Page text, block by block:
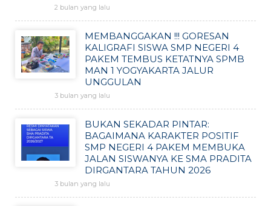
2 bulan yang lalu
MEMBANGGAKAN !!! GORESAN
KALIGRAFI SISWA SMP NEGERI 4
PAKEM TEMBUS KETATNYA SPMB
MAN 1 YOGYAKARTA JALUR
UNGGULAN
3 bulan yang lalu
BUKAN SEKADAR PINTAR:
BAGAIMANA KARAKTER POSITIF
SMP NEGERI 4 PAKEM MEMBUKA
JALAN SISWANYA KE SMA PRADITA
DIRGANTARA TAHUN 2026
3 bulan yang lalu